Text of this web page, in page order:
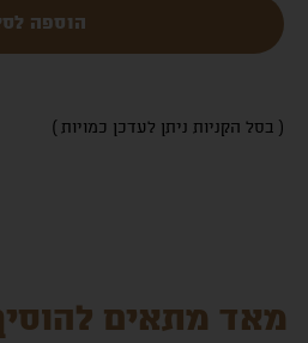
הוספה לסל
( בסל הקניות ניתן לעדכן כמויות )
מאד מתאים